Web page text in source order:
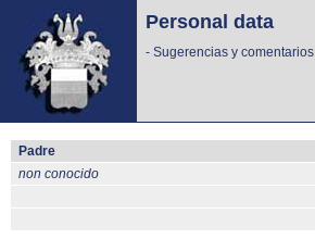
Personal data
- Sugerencias y comentarios.
Padre
non conocido